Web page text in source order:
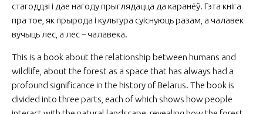
стагоддзі і дае нагоду прыглядацца да каранёў. Гэта кніга
пра тое, як прырода і культура суіснуюць разам, а чалавек
вучыць лес, а лес – чалавека.
This is a book about the relationship between humans and
wildlife, about the forest as a space that has always had a
profound significance in the history of Belarus. The book is
divided into three parts, each of which shows how people